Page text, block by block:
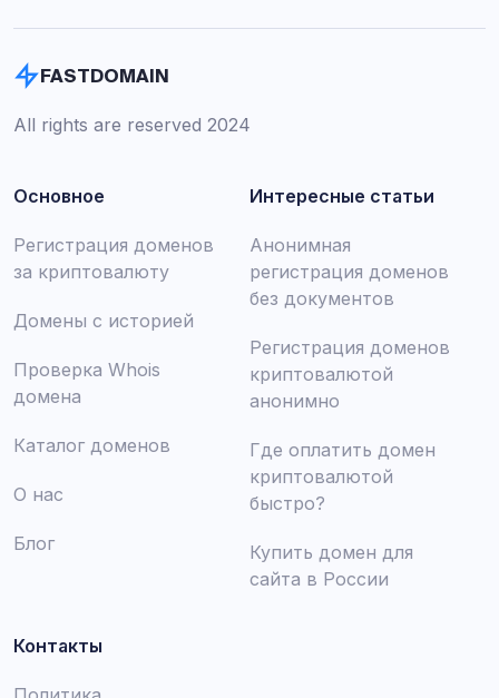
FASTDOMAIN
All rights are reserved 2024
Основное
Регистрация доменов
за криптовалюту
Домены с историей
Проверка Whois
домена
Каталог доменов
О нас
Блог
Интересные статьи
Анонимная
регистрация доменов
без документов
Регистрация доменов
криптовалютой
анонимно
Где оплатить домен
криптовалютой
быстро?
Купить домен для
сайта в России
Контакты